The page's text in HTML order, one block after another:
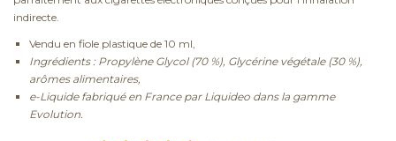
indirecte.
Vendu en fiole plastique de 10 ml,
Ingrédients : Propylène Glycol (70 %), Glycérine végétale (30 %),
arômes alimentaires,
e-Liquide fabriqué en France par Liquideo dans la gamme
Evolution.